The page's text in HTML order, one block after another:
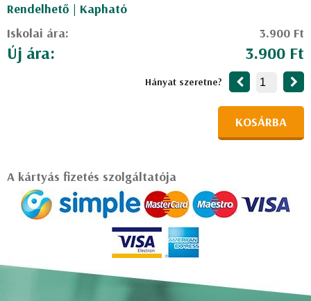
Rendelhető | Kapható
Iskolai ára:
3.900 Ft
Új ára: 3.900 Ft
Hányat szeretne?
KOSÁRBA
A kártyás fizetés szolgáltatója